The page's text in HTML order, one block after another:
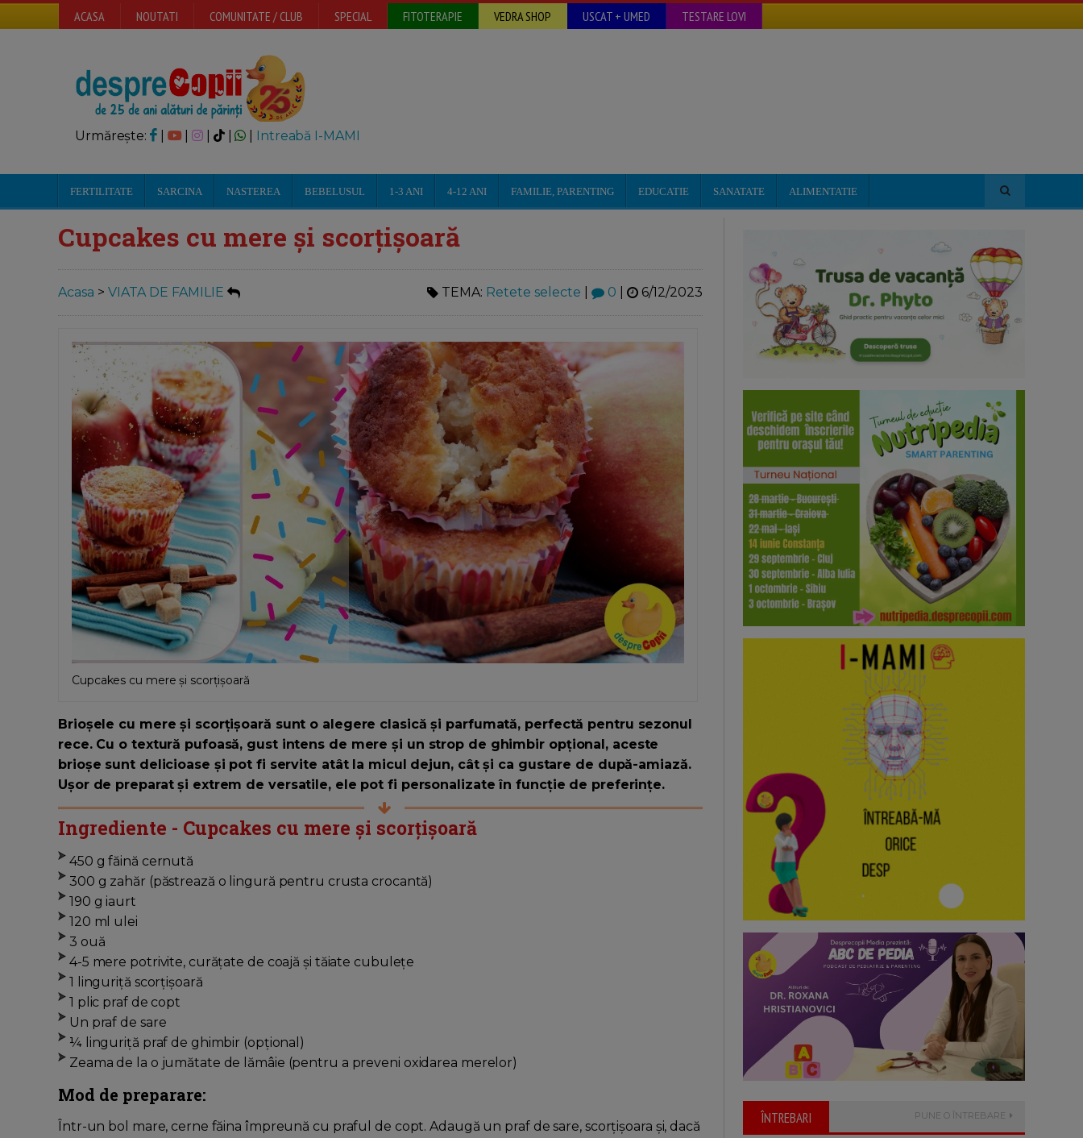
ACASA NOUTATI COMUNITATE / CLUB SPECIAL FITOTERAPIE VEDRA SHOP USCAT + UMED TESTARE LOVI
Urmărește: | | Intreabă I-MAMI
FERTILITATE SARCINA NASTEREA BEBELUSUL 1-3 ANI 4-12 ANI FAMILIE, PARENTING EDUCATIE SANATATE ALIMENTATIE
Cupcakes cu mere și scorțișoară
Acasa > VIATA DE FAMILIE TEMA: Retete selecte 0 6/12/2023
Cupcakes cu mere și scorțișoară
Brioșele cu mere și scorțișoară sunt o alegere clasică și parfumată, perfectă pentru sezonul
rece. Cu o textură pufoasă, gust intens de mere și un strop de ghimbir opțional, aceste
brioșe sunt delicioase și pot fi servite atât la micul dejun, cât și ca gustare de după-amiază.
Ușor de preparat și extrem de versatile, ele pot fi personalizate în funcție de preferințe.
Ingrediente - Cupcakes cu mere și scorțișoară
450 g făină cernută
300 g zahăr (păstrează o lingură pentru crusta crocantă)
190 g iaurt
120 ml ulei
3 ouă
4-5 mere potrivite, curățate de coajă și tăiate cubulețe
1 linguriță scorțișoară
1 plic praf de copt
Un praf de sare
¼ linguriță praf de ghimbir (opțional)
Zeama de la o jumătate de lămâie (pentru a preveni oxidarea merelor)
Mod de preparare:
Într-un bol mare, cerne făina împreună cu praful de copt. Adaugă un praf de sare, scorțișoara și, dacă
ÎNTREBARI PUNE O ÎNTREBARE